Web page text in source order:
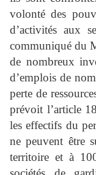
volonté des
d’activités aux
communiqué du
de nombreux
d’emplois de
perte de
prévoit l’article
les effectifs du
ne peuvent être
territoire et à